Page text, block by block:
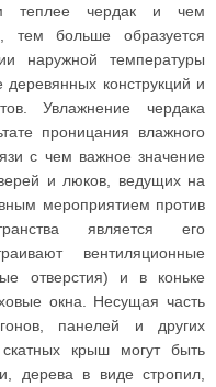
теплее чердак и чем
тем больше образуется
наружной температуры
деревянных конструкций и
Увлажнение чердака
проницания влажного
с чем важное значение
и люков, ведущих на
мероприятием против
является его
вентиляционные
отверстия) и в коньке
окна. Несущая часть
панелей и других
крыш могут быть
дерева в виде стропил,